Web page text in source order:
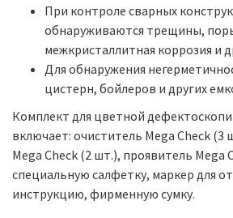
При контроле сварных
обнаруживаются трещины,
межкристаллитная коррозия и
Для обнаружения
цистерн, бойлеров и других
Комплект для цветной
включает: очиститель Mega Check (3
Mega Check (2 шт.), проявитель Mega
специальную салфетку, маркер для
инструкцию, фирменную сумку.